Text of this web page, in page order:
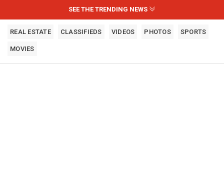
SEE THE TRENDING NEWS
REAL ESTATE CLASSIFIEDS VIDEOS PHOTOS SPORTS
MOVIES